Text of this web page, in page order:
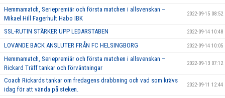
Hemmamatch, Seriepremiär och första matchen i allsvenskan –
Mikael Hill Fagerhult Habo IBK
2022-09-15 08:52
SSL-RUTIN STÄRKER UPP LEDARSTABEN 2022-09-14 10:48
LOVANDE BACK ANSLUTER FRÅN FC HELSINGBORG 2022-09-14 10:05
Hemmamatch, Seriepremiär och första matchen i allsvenskan –
Rickard Träff tankar och förväntningar
2022-09-13 07:12
Coach Rickards tankar om fredagens drabbning och vad som krävs
idag för att vända på steken.
2022-09-11 12:44